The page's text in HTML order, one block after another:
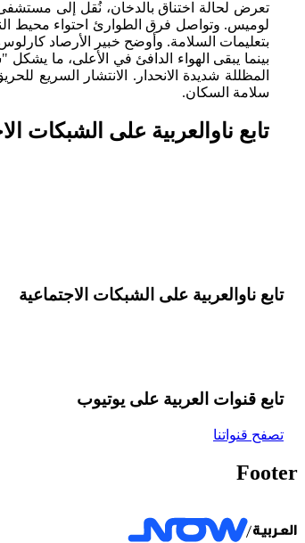
لوميس. وتواصل فرق الطوارئ احتواء محيط
بتعليمات السلامة. وأوضح خبير الأرصاد
بينما يبقى الهواء الدافئ في الأعلى، ما
المظللة شديدة الانحدار. الانتشار السريع
سلامة السكان.
تابع ناوالعربية على الشبكات
تابع ناوالعربية على الشبكات الاجتماعية
تابع قنوات العربية على یوتیوب
تصفح قنواتنا
Footer